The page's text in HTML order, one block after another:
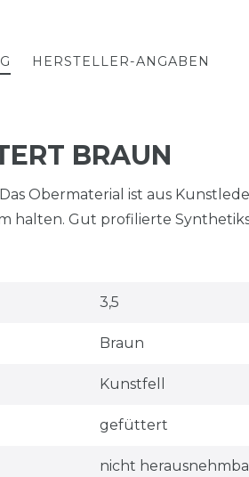
HERSTELLER-ANGABEN
BRAUN
Obermaterial ist aus
halten. Gut profilierte
3,5
Braun
Kunstfell
gefüttert
nicht